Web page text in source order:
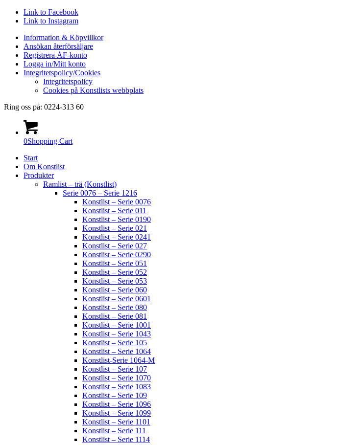
Link to Facebook
Link to Instagram
Information & Köpvillkor
Ansökan återförsäljare
Registrera ÅF-konto
Logga in/Mitt konto
Integritetspolicy/Cookies
Integritetspolicy
Cookies på Konstlists webbplats
Ring oss på: 0224-313 60
0Shopping Cart
Start
Om Konstlist
Produkter
Ramlist – trä (Konstlist)
Serie 0076 – Serie 1216
Konstlist – Serie 0076
Konstlist – Serie 011
Konstlist – Serie 0190
Konstlist – Serie 021
Konstlist – Serie 0241
Konstlist – Serie 027
Konstlist – Serie 0290
Konstlist – Serie 051
Konstlist – Serie 052
Konstlist – Serie 053
Konstlist – Serie 060
Konstlist – Serie 0601
Konstlist – Serie 080
Konstlist – Serie 081
Konstlist – Serie 1001
Konstlist – Serie 1043
Konstlist – Serie 105
Konstlist – Serie 1064
Konstlist-Serie 1064-M
Konstlist – Serie 107
Konstlist – Serie 1070
Konstlist – Serie 1083
Konstlist – Serie 109
Konstlist – Serie 1096
Konstlist – Serie 1099
Konstlist – Serie 1101
Konstlist – Serie 111
Konstlist – Serie 1114